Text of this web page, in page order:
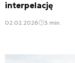
interpelację
02.02.2026 3 min.